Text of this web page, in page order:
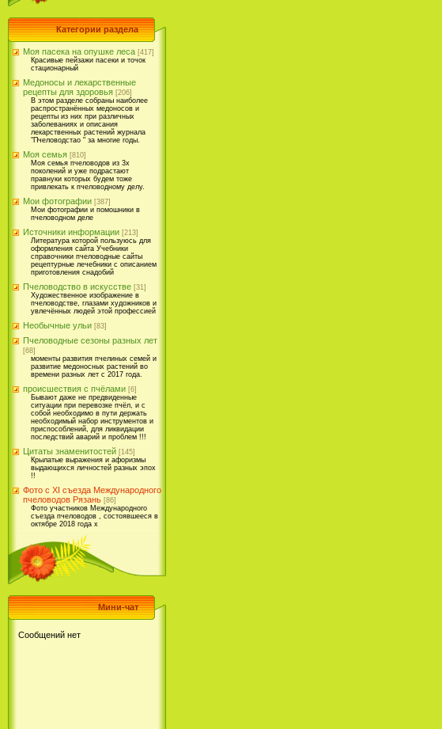
Категории раздела
Моя пасека на опушке леса [417]
Красивые пейзажи пасеки и точок
стационарный
Медоносы и лекарственные
рецепты для здоровья [206]
В этом разделе собраны наиболее
распространённых медоносов и
рецепты из них при различных
заболеваниях и описания
лекарственных растений журнала
"Пчеловодстао " за многие годы.
Моя семья [810]
Моя семья пчеловодов из 3х
поколений и уже подрастают
правнуки которых будем тоже
привлекать к пчеловодному делу.
Мои фотографии [387]
Мои фотографии и помошники в
пчеловодном деле
Источники информации [213]
Литература которой пользуюсь для
оформления сайта Учебники
справочники пчеловодные сайты
рецептурные лечебники с описанием
приготовления снадобий
Пчеловодство в искусстве [31]
Художественное изображение в
пчеловодстве, глазами художников и
увлечённых людей этой профессией
Необычные ульи [83]
Пчеловодные сезоны разных лет
[68]
моменты развития пчелиных семей и
развитие медоносных растений во
времени разных лет с 2017 года.
происшествия с пчёлами [6]
Бывают даже не предвиденные
ситуации при перевозке пчёл, и с
собой необходимо в пути держать
необходимый набор инструментов и
приспособлений, для ликвидации
последствий аварий и проблем !!!
Цитаты знаменитостей [145]
Крылатые выражения и афоризмы
выдающихся личностей разных эпох
!!
Фото с XI съезда Международного
пчеловодов Рязань [86]
Фото участников Международного
съезда пчеловодов , состоявшееся в
октябре 2018 года х
Мини-чат